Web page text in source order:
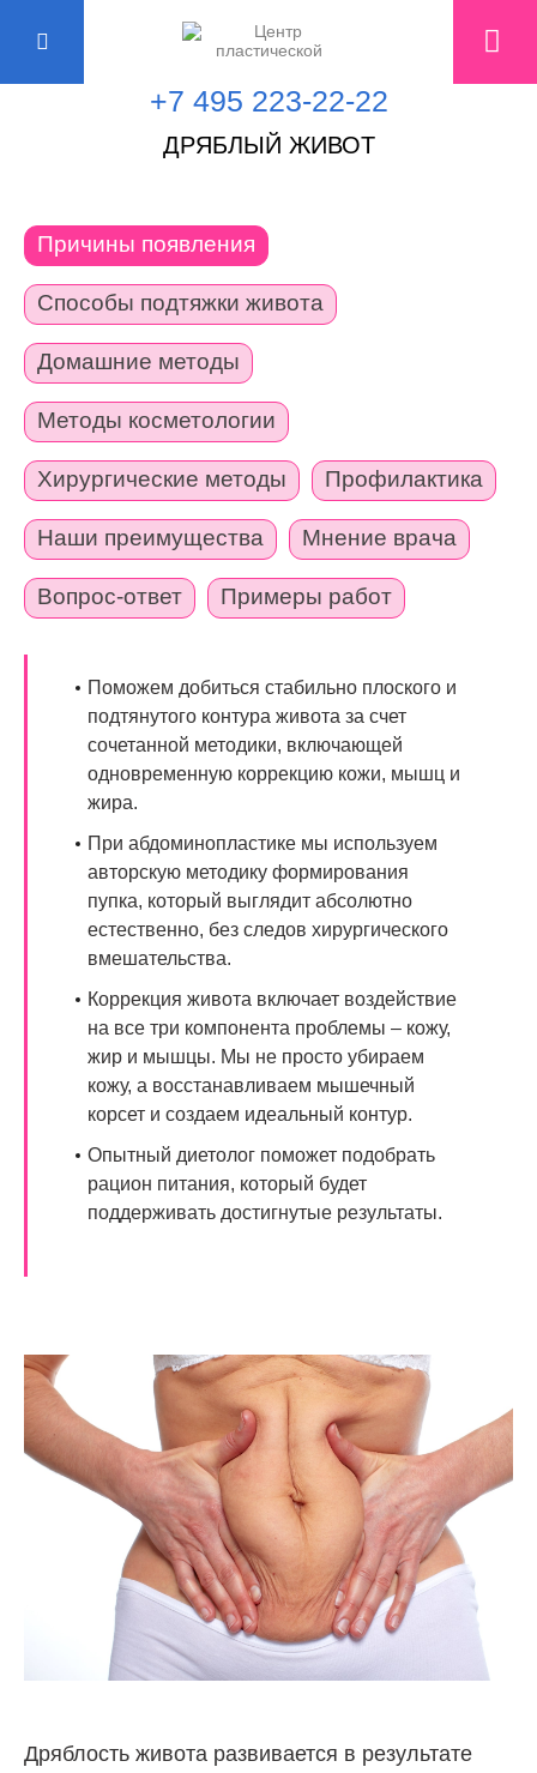
+7 495 223-22-22
ДРЯБЛЫЙ ЖИВОТ
Причины появления
Способы подтяжки живота
Домашние методы
Методы косметологии
Хирургические методы Профилактика
Наши преимущества Мнение врача
Вопрос-ответ Примеры работ
Поможем добиться стабильно плоского и
подтянутого контура живота за счет
сочетанной методики, включающей
одновременную коррекцию кожи, мышц и
жира.
При абдоминопластике мы используем
авторскую методику формирования
пупка, который выглядит абсолютно
естественно, без следов хирургического
вмешательства.
Коррекция живота включает воздействие
на все три компонента проблемы – кожу,
жир и мышцы. Мы не просто убираем
кожу, а восстанавливаем мышечный
корсет и создаем идеальный контур.
Опытный диетолог поможет подобрать
рацион питания, который будет
поддерживать достигнутые результаты.
Дряблость живота развивается в результате